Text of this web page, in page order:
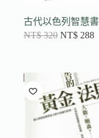
古代以色列智慧書
NT$320 NT$ 288